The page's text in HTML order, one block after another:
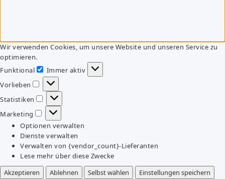
Wir verwenden Cookies, um unsere Website und unseren Service zu
optimieren.
Funktional
Funktional
Immer aktiv
Vorlieben
Vorlieben
Statistiken
Statistiken
Marketing
Marketing
Optionen verwalten
Dienste verwalten
Verwalten von {vendor_count}-Lieferanten
Lese mehr über diese Zwecke
Akzeptieren
Ablehnen Selbst wählen
Einstellungen speichern